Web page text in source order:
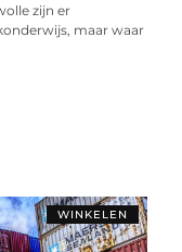
zijn er
maar waar
WINKELEN